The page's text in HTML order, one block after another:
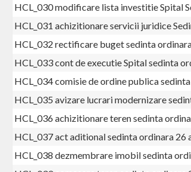
HCL_030 modificare lista investitie Spital
HCL_031 achizitionare servicii juridice
HCL_032 rectificare buget sedinta
HCL_033 cont de executie Spital sedinta
HCL_034 comisie de ordine publica
HCL_035 avizare lucrari modernizare
HCL_036 achizitionare teren sedinta
HCL_037 act aditional sedinta ordinara 26
HCL_038 dezmembrare imobil sedinta